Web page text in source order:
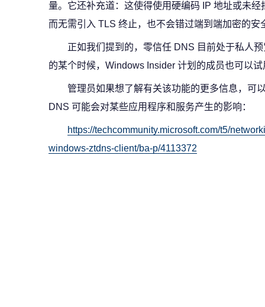
量。它还补充道：这使得使用硬编码 IP 地址或未
而无需引入 TLS 终止，也不会错过端到端加密的安
正如我们提到的，零信任 DNS 目前处于私人
的某个时候，Windows Insider 计划的成员也可以试
管理员如果想了解有关该功能的更多信息，可
DNS 可能会对某些应用程序和服务产生的影响：
https://techcommunity.microsoft.com/t5/
windows-ztdns-client/ba-p/4113372